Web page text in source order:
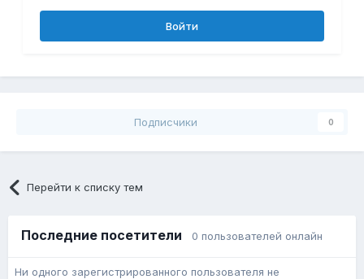
Войти
Подписчики 0
Перейти к списку тем
Последние посетители 0 пользователей онлайн
Ни одного зарегистрированного пользователя не